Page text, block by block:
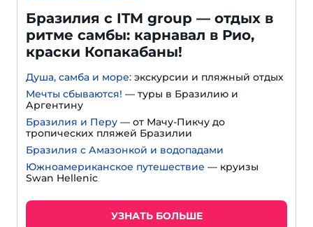
Бразилия с ITM group — отдых в
ритме самбы: карнавал в Рио,
краски Копакабаны!
Душа, самба и море: экскурсии и пляжный отдых
Мечты сбываются! — туры в Бразилию и
Аргентину
Бразилия и Перу — от Мачу-Пикчу до
тропических пляжей Бразилии
Бразилия с Амазонкой и водопадами
Южноамериканское путешествие — круизы
Swan Hellenic
УЗНАТЬ БОЛЬШЕ